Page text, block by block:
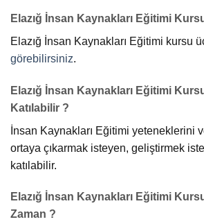
Elazığ İnsan Kaynakları Eğitimi
Elazığ İnsan Kaynakları Eğitimi kursu
görebilirsiniz.
Elazığ İnsan Kaynakları Eğitimi
Katılabilir ?
İnsan Kaynakları Eğitimi yeteneklerini
ortaya çıkarmak isteyen, geliştirmek
katılabilir.
Elazığ İnsan Kaynakları Eğitimi
Zaman ?